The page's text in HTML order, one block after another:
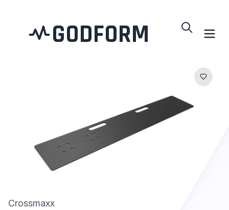
GODFORM
Crossmaxx